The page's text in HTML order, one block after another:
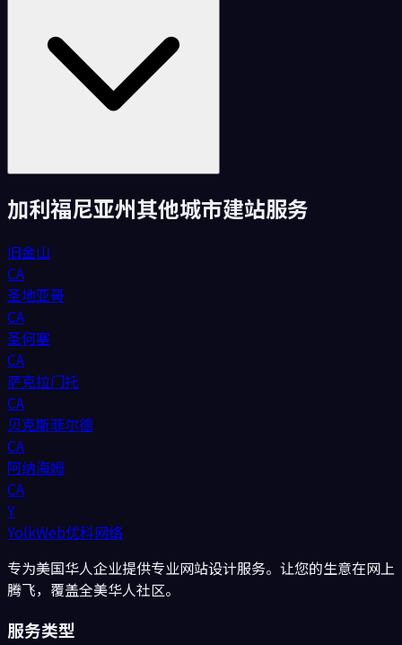
加利福尼亚州其他城市建站服务
旧金山
CA
圣地亚哥
CA
圣何塞
CA
萨克拉门托
CA
贝克斯菲尔德
CA
阿纳海姆
CA
Y
YolkWeb优科网络
专为美国华人企业提供专业网站设计服务。让您的生意在网上
腾飞，覆盖全美华人社区。
服务类型